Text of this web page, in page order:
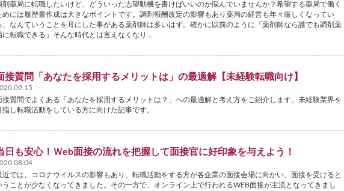
剤薬局に転職したいけど、どういった志望動機を書けばいいのか悩んでいませんか？希望する薬局で働く
めには履歴書作成は大きなポイントです。調剤報酬改定の影響もあり薬局の経営も年々厳しくなってい
、なんていうことを耳にした事がある薬剤師は多いはず。確かに以前のように「薬剤師なら誰でも調剤薬
に転職できる」そんな時代とは言えなくなり…
接質問「あなたを採用するメリットは」の最適解【未経験転職向け】
接質問でよくある「あなたを採用するメリットは？」への最適解と考え方をご紹介します。未経験業界を
指し転職活動をしている方に向けた記事です。
日も安心！Ｗeb面接の流れを把握して面接官に好印象を与えよう！
近では、コロナウイルスの影響もあり、転職活動をする方が各企業の面接会場に向かい、面接を受けると
うことが少なくなってきました。その一方で、オンライン上で行われるWEB面接が主流となってきまし